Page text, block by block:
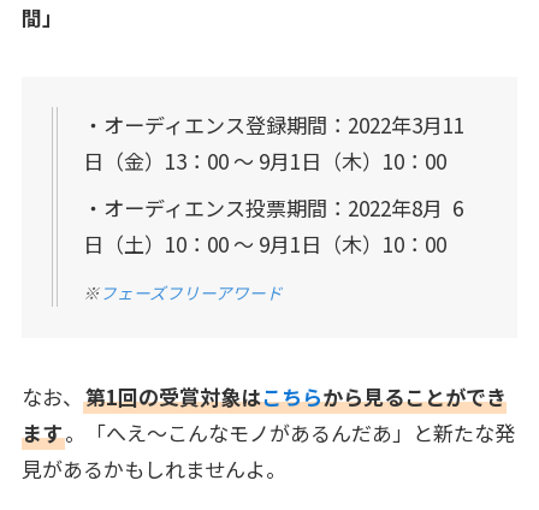
間」
・オーディエンス登録期間：2022年3月11
日（金）13：00 ～ 9月1日（木）10：00
・オーディエンス投票期間：2022年8月 6
日（土）10：00 ～ 9月1日（木）10：00
※フェーズフリーアワード
なお、 第1回の受賞対象はこちらから見ることができ
ます。「へえ～こんなモノがあるんだあ」と新たな発
見があるかもしれませんよ。